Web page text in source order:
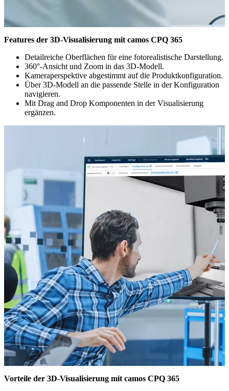
Features der 3D-Visualisierung mit camos CPQ 365
Detailreiche Oberflächen für eine fotorealistische Darstellung.
360°-Ansicht und Zoom in das 3D-Modell.
Kameraperspektive abgestimmt auf die Produktkonfiguration.
Über 3D-Modell an die passende Stelle in der Konfiguration
navigieren.
Mit Drag and Drop Komponenten in der Visualisierung
ergänzen.
Vorteile der 3D-Visualisierung mit camos CPQ 365